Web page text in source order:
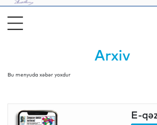
Arxiv
Bu menyuda xəbər yoxdur
E-